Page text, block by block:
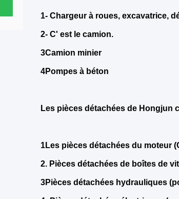
1- Chargeur à roues, excavatrice,
2- C' est le camion.
3Camion minier
4Pompes à béton
Les pièces détachées de Hongjun
1Les pièces détachées du moteur
2. Pièces détachées de boîtes de
3Pièces détachées hydrauliques